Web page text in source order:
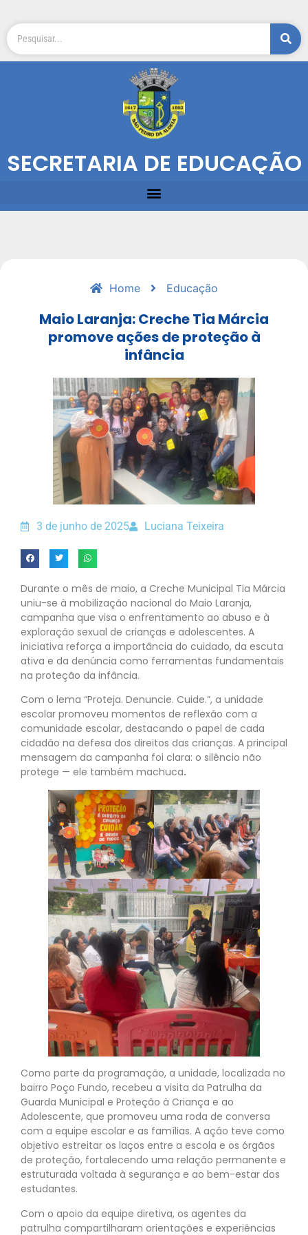
SECRETARIA DE EDUCAÇÃO
Home Educação
Maio Laranja: Creche Tia Márcia
promove ações de proteção à
infância
3 de junho de 2025 Luciana Teixeira
Durante o mês de maio, a Creche Municipal Tia Márcia
uniu-se à mobilização nacional do Maio Laranja,
campanha que visa o enfrentamento ao abuso e à
exploração sexual de crianças e adolescentes. A
iniciativa reforça a importância do cuidado, da escuta
ativa e da denúncia como ferramentas fundamentais
na proteção da infância.
Com o lema “Proteja. Denuncie. Cuide.”, a unidade
escolar promoveu momentos de reflexão com a
comunidade escolar, destacando o papel de cada
cidadão na defesa dos direitos das crianças. A principal
mensagem da campanha foi clara: o silêncio não
protege — ele também machuca.
Como parte da programação, a unidade, localizada no
bairro Poço Fundo, recebeu a visita da Patrulha da
Guarda Municipal e Proteção à Criança e ao
Adolescente, que promoveu uma roda de conversa
com a equipe escolar e as famílias. A ação teve como
objetivo estreitar os laços entre a escola e os órgãos
de proteção, fortalecendo uma relação permanente e
estruturada voltada à segurança e ao bem-estar dos
estudantes.
Com o apoio da equipe diretiva, os agentes da
patrulha compartilharam orientações e experiências